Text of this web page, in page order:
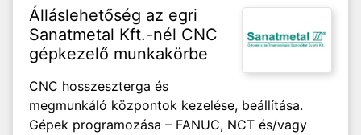
Álláslehetőség az egri
Sanatmetal Kft.-nél CNC
gépkezelő munkakörbe
CNC hosszeszterga és
megmunkáló központok kezelése, beállítása.
Gépek programozása – FANUC, NCT és/vagy